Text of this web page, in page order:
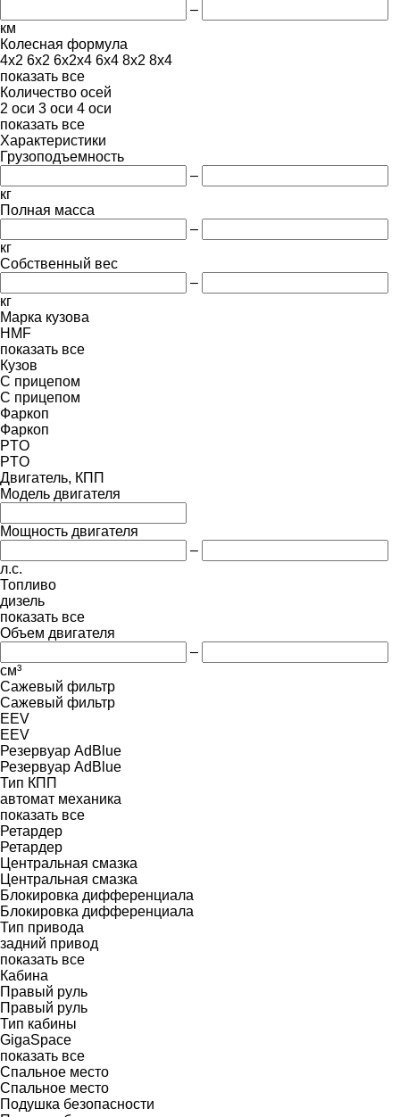
–
км
Колесная формула
4x2 6x2 6x2x4 6x4 8x2 8x4
показать все
Количество осей
2 оси 3 оси 4 оси
показать все
Характеристики
Грузоподъемность
–
кг
Полная масса
–
кг
Собственный вес
–
кг
Марка кузова
HMF
показать все
Кузов
С прицепом
С прицепом
Фаркоп
Фаркоп
PTO
PTO
Двигатель, КПП
Модель двигателя
Мощность двигателя
–
л.с.
Топливо
дизель
показать все
Объем двигателя
–
см³
Сажевый фильтр
Сажевый фильтр
EEV
EEV
Резервуар AdBlue
Резервуар AdBlue
Тип КПП
автомат механика
показать все
Ретардер
Ретардер
Центральная смазка
Центральная смазка
Блокировка дифференциала
Блокировка дифференциала
Тип привода
задний привод
показать все
Кабина
Правый руль
Правый руль
Тип кабины
GigaSpace
показать все
Спальное место
Спальное место
Подушка безопасности